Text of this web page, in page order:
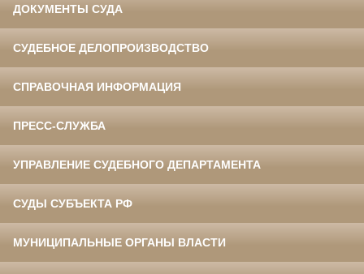
ДОКУМЕНТЫ СУДА
СУДЕБНОЕ ДЕЛОПРОИЗВОДСТВО
СПРАВОЧНАЯ ИНФОРМАЦИЯ
ПРЕСС-СЛУЖБА
УПРАВЛЕНИЕ СУДЕБНОГО ДЕПАРТАМЕНТА
СУДЫ СУБЪЕКТА РФ
МУНИЦИПАЛЬНЫЕ ОРГАНЫ ВЛАСТИ